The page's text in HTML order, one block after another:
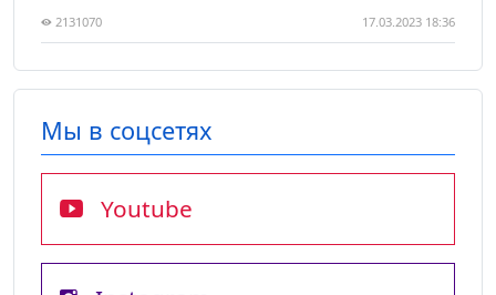
2131070 17.03.2023 18:36
Мы в соцсетях
Youtube